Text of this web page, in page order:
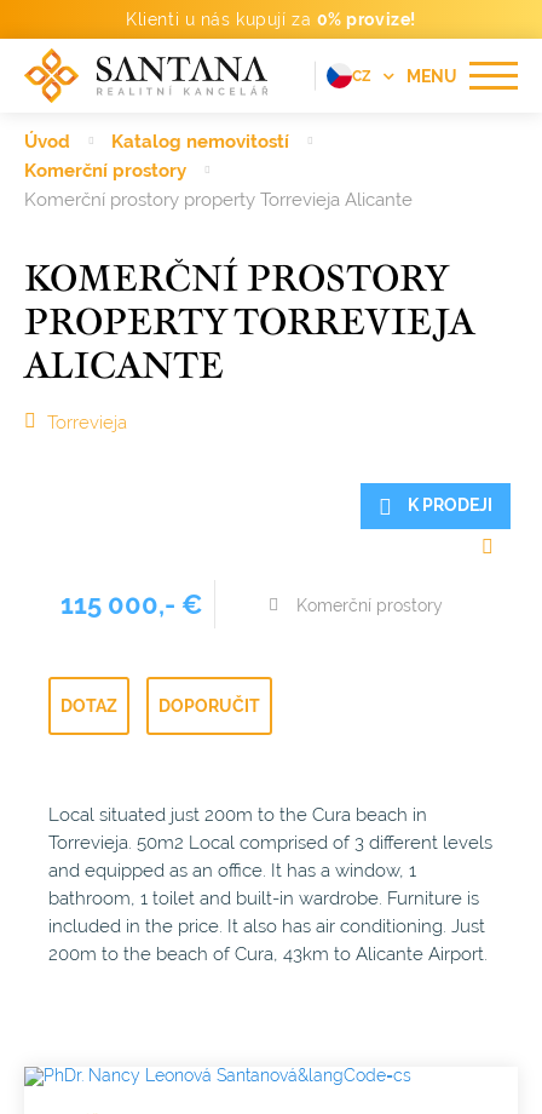
Klienti u nás kupují za 0% provize!
MENU
CZ
DE
RU
ES
Úvod
Katalog nemovitostí
Komerční prostory
Komerční prostory property Torrevieja Alicante
KOMERČNÍ PROSTORY
PROPERTY TORREVIEJA
ALICANTE
Torrevieja
K PRODEJI
115 000,- € Komerční prostory
DOTAZ DOPORUČIT
Local situated just 200m to the Cura beach in
Torrevieja. 50m2 Local comprised of 3 different levels
and equipped as an office. It has a window, 1
bathroom, 1 toilet and built-in wardrobe. Furniture is
included in the price. It also has air conditioning. Just
200m to the beach of Cura, 43km to Alicante Airport.